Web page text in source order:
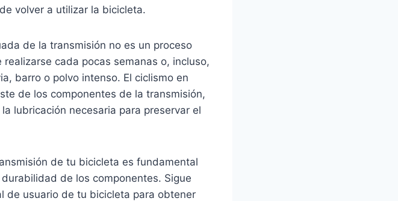
volver a utilizar la bicicleta.
de la transmisión no es un proceso
cada pocas semanas o, incluso,
barro o polvo intenso. El ciclismo en
de los componentes de la transmisión,
lubricación necesaria para preservar el
de tu bicicleta es fundamental
de los componentes. Sigue
de usuario de tu bicicleta para obtener